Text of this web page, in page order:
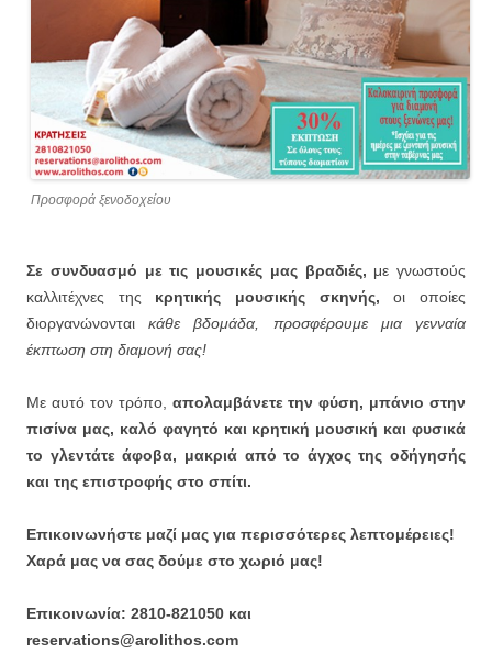
Προσφορά ξενοδοχείου
Σε συνδυασμό με τις μουσικές μας βραδιές, με γνωστούς
καλλιτέχνες της κρητικής μουσικής σκηνής, οι οποίες
διοργανώνονται κάθε βδομάδα, προσφέρουμε μια γενναία
έκπτωση στη διαμονή σας!
Με αυτό τον τρόπο, απολαμβάνετε την φύση, μπάνιο στην
πισίνα μας, καλό φαγητό και κρητική μουσική και φυσικά
το γλεντάτε άφοβα, μακριά από το άγχος της οδήγησής
και της επιστροφής στο σπίτι.
Επικοινωνήστε μαζί μας για περισσότερες λεπτομέρειες!
Χαρά μας να σας δούμε στο χωριό μας!
Επικοινωνία: 2810-821050 και
reservations@arolithos.com